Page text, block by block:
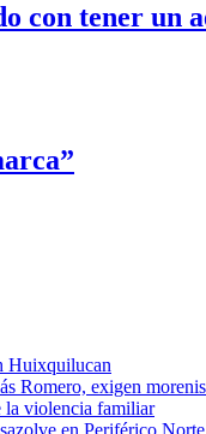
con tener un
Huixquilucan
Romero, exigen
la violencia familiar
en Periférico